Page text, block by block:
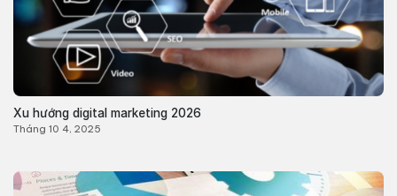
Xu hướng digital marketing 2026
Tháng 10 4, 2025